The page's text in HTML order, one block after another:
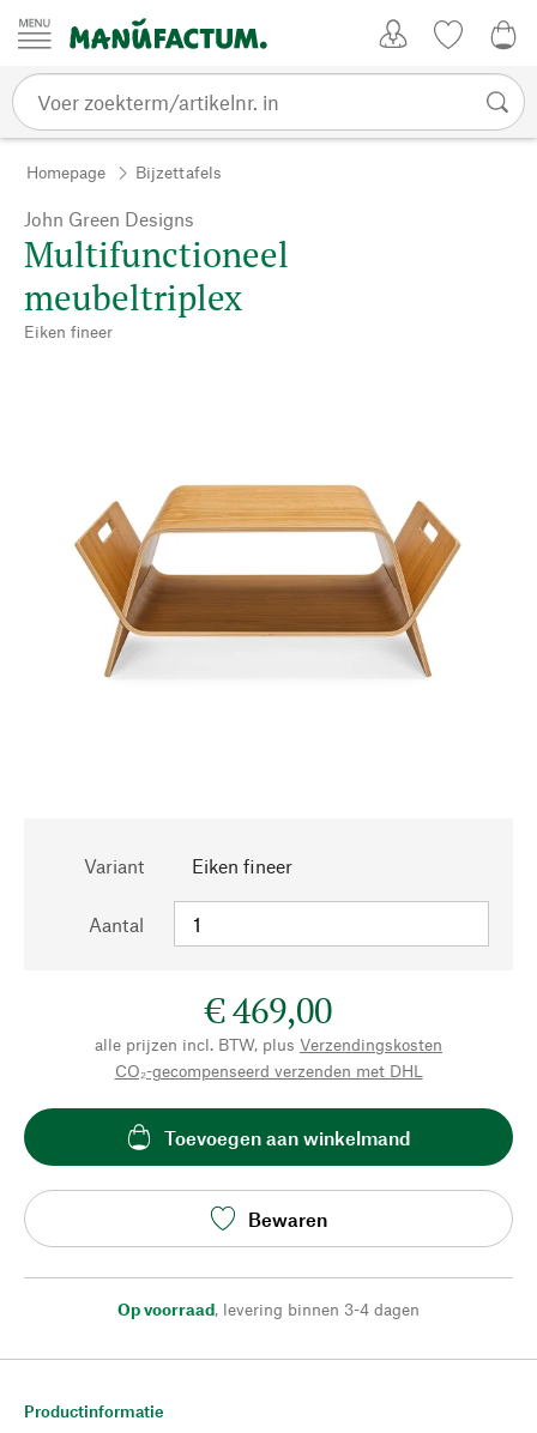
Passer au contenu
Homepage Bijzettafels
John Green Designs
Multifunctioneel
meubeltriplex
Eiken fineer
Variant Eiken fineer
Aantal
€ 469,00
alle prijzen incl. BTW, plus Verzendingskosten
CO₂-gecompenseerd verzenden met DHL
Toevoegen aan winkelmand
Bewaren
Op voorraad, levering binnen 3-4 dagen
Productinformatie